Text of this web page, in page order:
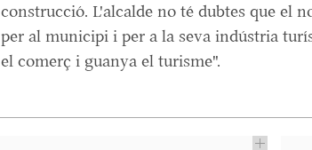
construcció. L'alcalde no té dubtes que el
per al municipi i per a la seva indústria
el comerç i guanya el turisme".